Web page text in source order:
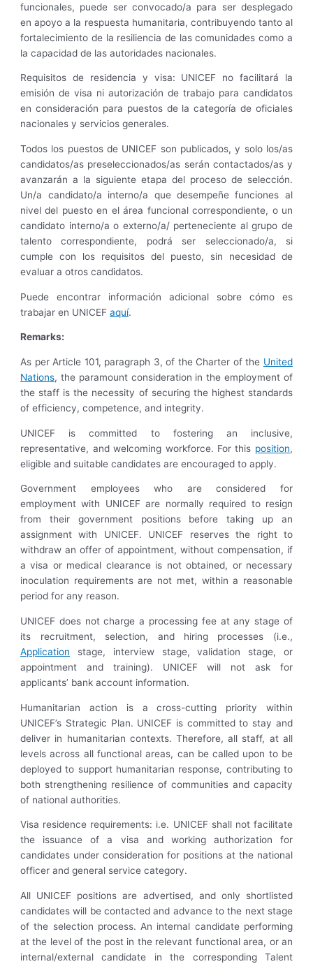
funcionales, puede ser convocado/a para ser desplegado
en apoyo a la respuesta humanitaria, contribuyendo tanto al
fortalecimiento de la resiliencia de las comunidades como a
la capacidad de las autoridades nacionales.
Requisitos de residencia y visa: UNICEF no facilitará la
emisión de visa ni autorización de trabajo para candidatos
en consideración para puestos de la categoría de oficiales
nacionales y servicios generales.
Todos los puestos de UNICEF son publicados, y solo los/as
candidatos/as preseleccionados/as serán contactados/as y
avanzarán a la siguiente etapa del proceso de selección.
Un/a candidato/a interno/a que desempeñe funciones al
nivel del puesto en el área funcional correspondiente, o un
candidato interno/a o externo/a/ perteneciente al grupo de
talento correspondiente, podrá ser seleccionado/a, si
cumple con los requisitos del puesto, sin necesidad de
evaluar a otros candidatos.
Puede encontrar información adicional sobre cómo es
trabajar en UNICEFaquí.
Remarks:
As per Article 101, paragraph 3, of the Charter of the United
Nations, the paramount consideration in the employment of
the staff is the necessity of securing the highest standards
of efficiency, competence, and integrity.
UNICEF is committed to fostering an inclusive,
representative, and welcoming workforce. For this position,
eligible and suitable candidates are encouraged to apply.
Government employees who are considered for
employment with UNICEF are normally required to resign
from their government positions before taking up an
assignment with UNICEF. UNICEF reserves the right to
withdraw an offer of appointment, without compensation, if
a visa or medical clearance is not obtained, or necessary
inoculation requirements are not met, within a reasonable
period for any reason.
UNICEF does not charge a processing fee at any stage of
its recruitment, selection, and hiring processes (i.e.,
Application stage, interview stage, validation stage, or
appointment and training). UNICEF will not ask for
applicants’ bank account information.
Humanitarian action is a cross-cutting priority within
UNICEF’s Strategic Plan. UNICEF is committed to stay and
deliver in humanitarian contexts. Therefore, all staff, at all
levels across all functional areas, can be called upon to be
deployed to support humanitarian response, contributing to
both strengthening resilience of communities and capacity
of national authorities.
Visa residence requirements: i.e. UNICEF shall not facilitate
the issuance of a visa and working authorization for
candidates under consideration for positions at the national
officer and general service category.
All UNICEF positions are advertised, and only shortlisted
candidates will be contacted and advance to the next stage
of the selection process. An internal candidate performing
at the level of the post in the relevant functional area, or an
internal/external candidate in the corresponding Talent